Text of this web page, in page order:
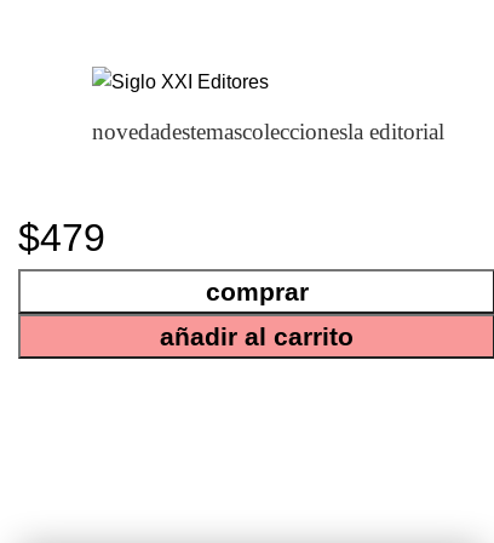
novedadestemascoleccionesla editorial
$479
añadir al carrito
comprar